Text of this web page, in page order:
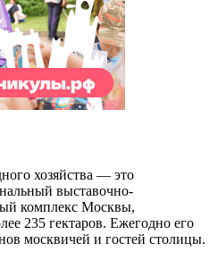
хозяйства — это
выставочно-
комплекс Москвы,
235 гектаров. Ежегодно его
москвичей и гостей столицы.